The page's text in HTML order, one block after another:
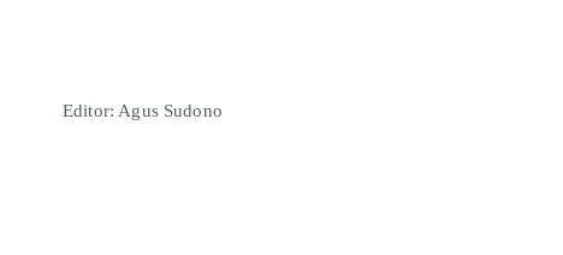
Editor: Agus Sudono